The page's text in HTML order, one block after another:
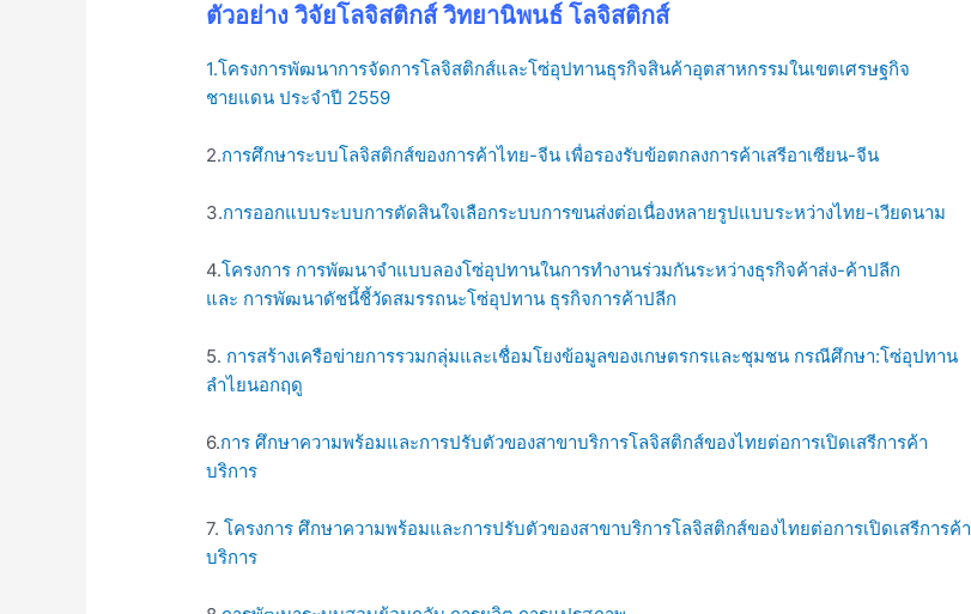
ตัวอย่าง วิจัยโลจิสติกส์ วิทยานิพนธ์ โลจิสติกส์
1.โครงการพัฒนาการจัดการโลจิสติกส์และโซ่อุปทานธุรกิจสินค้าอุตสาหกรรมในเขตเศรษฐกิจ
ชายแดน ประจำปี 2559
2.การศึกษาระบบโลจิสติกส์ของการค้าไทย-จีน เพื่อรองรับข้อตกลงการค้าเสรีอาเซียน-จีน
3.การออกแบบระบบการตัดสินใจเลือกระบบการขนส่งต่อเนื่องหลายรูปแบบระหว่างไทย-เวียดนาม
4.โครงการ การพัฒนาจำแบบลองโซ่อุปทานในการทำงานร่วมกันระหว่างธุรกิจค้าส่ง-ค้าปลีก
และ การพัฒนาดัชนี้ชี้วัดสมรรถนะโซ่อุปทาน ธุรกิจการค้าปลีก
5. การสร้างเครือข่ายการรวมกลุ่มและเชื่อมโยงข้อมูลของเกษตรกรและชุมชน กรณีศึกษา:โซ่อุปทาน
ลำไยนอกฤดู
6.การ ศึกษาความพร้อมและการปรับตัวของสาขาบริการโลจิสติกส์ของไทยต่อการเปิดเสรีการค้า
บริการ
7.โครงการ ศึกษาความพร้อมและการปรับตัวของสาขาบริการโลจิสติกส์ของไทยต่อการเปิดเสรีการค้า
บริการ